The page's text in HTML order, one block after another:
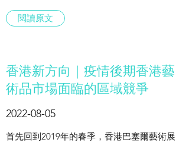
閱讀原文
香港新方向｜疫情後期香港藝
術品市場面臨的區域競爭
2022-08-05
首先回到2019年的春季，香港巴塞爾藝術展